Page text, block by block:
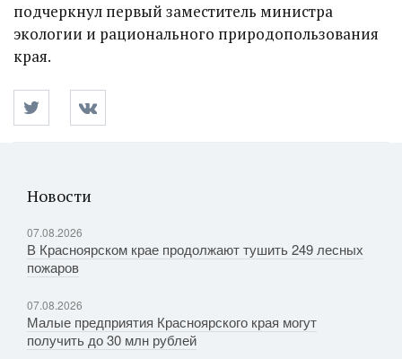
подчеркнул первый заместитель министра
экологии и рационального природопользования
края.
Новости
07.08.2026
В Красноярском крае продолжают тушить 249 лесных
пожаров
07.08.2026
Малые предприятия Красноярского края могут
получить до 30 млн рублей